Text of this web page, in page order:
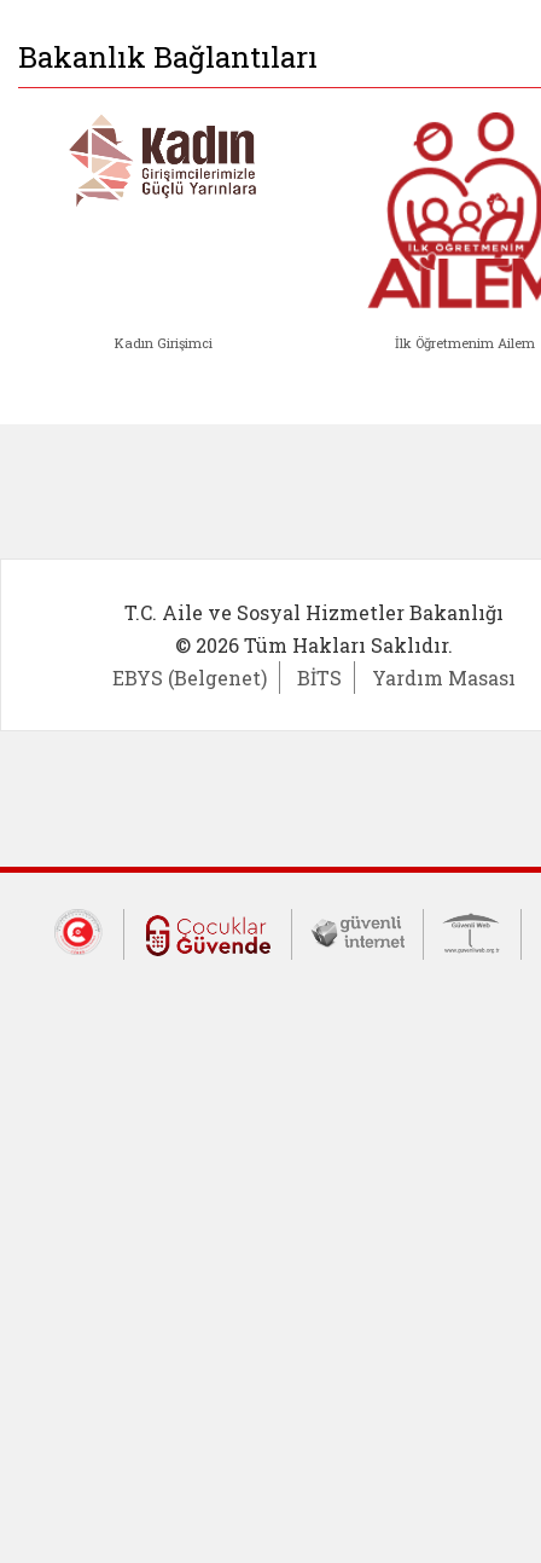
Bakanlık Bağlantıları
Kadın Girişimci İlk Öğretmenim Ailem
T.C. Aile ve Sosyal Hizmetler Bakanlığı
© 2026 Tüm Hakları Saklıdır.
EBYS (Belgenet)
BİTS Yardım Masası
Dış Bağlantılar
Cumhurbaşkanlığı İletişim Merkezi
Çocuklar Güvende (yeni
Güvenli